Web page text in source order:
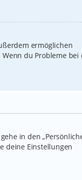
ermöglichen
Wenn du Probleme bei
in den
deine Einstellungen